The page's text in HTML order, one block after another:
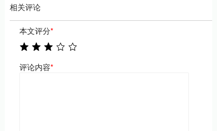
相关评论
本文评分*
评论内容*